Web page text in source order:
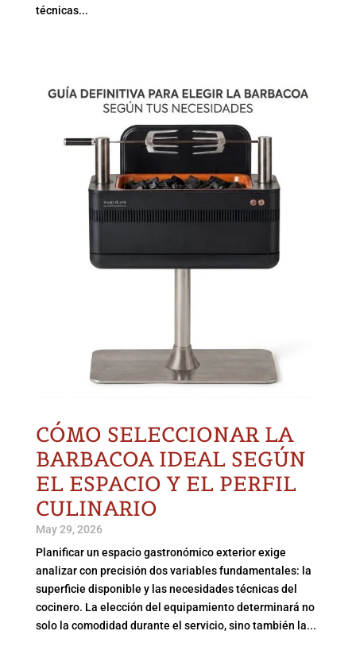
técnicas...
CÓMO SELECCIONAR LA
BARBACOA IDEAL SEGÚN
EL ESPACIO Y EL PERFIL
CULINARIO
May 29, 2026
Planificar un espacio gastronómico exterior exige
analizar con precisión dos variables fundamentales: la
superficie disponible y las necesidades técnicas del
cocinero. La elección del equipamiento determinará no
solo la comodidad durante el servicio, sino también la...